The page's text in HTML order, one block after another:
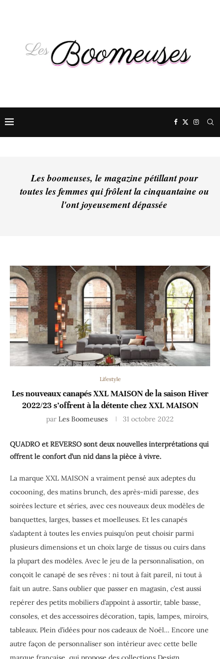
Les boomeuses, le magazine pétillant pour
toutes les femmes qui frôlent la cinquantaine ou
l'ont joyeusement dépassée
Lifestyle
Les nouveaux canapés XXL MAISON de la saison Hiver
2022/23 s’offrent à la détente chez XXL MAISON
par Les Boomeuses 31 octobre 2022
QUADRO et REVERSO sont deux nouvelles interprétations qui
offrent le confort d’un nid dans la pièce à vivre.
La marque XXL MAISON a vraiment pensé aux adeptes du
cocooning, des matins brunch, des après-midi paresse, des
soirées lecture et séries, avec ces nouveaux deux modèles de
banquettes, larges, basses et moelleuses. Et les canapés
s’adaptent à toutes les envies puisqu’on peut choisir parmi
plusieurs dimensions et un choix large de tissus ou cuirs dans
la plupart des modèles. Avec le jeu de la personnalisation, on
conçoit le canapé de ses rêves : ni tout à fait pareil, ni tout à
fait un autre. Sans oublier que passer en magasin, c’est aussi
repérer des petits mobiliers d’appoint à assortir, table basse,
consoles, et des accessoires décoration, tapis, lampes, miroirs,
tableaux. Plein d’idées pour nos cadeaux de Noël… Encore une
autre façon de personnaliser son intérieur avec cette belle